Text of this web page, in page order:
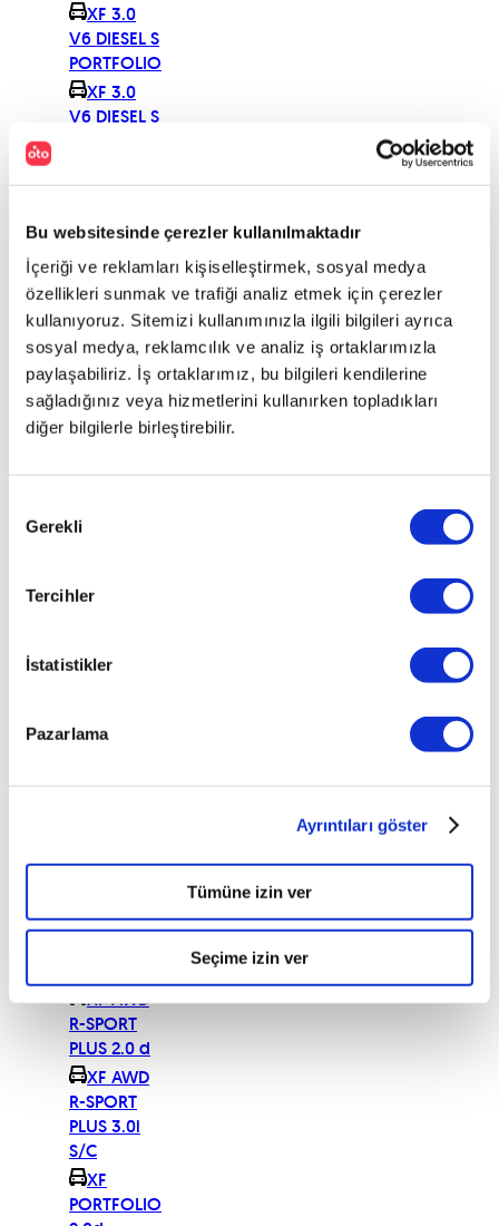
Bu websitesinde çerezler kullanılmaktadır
İçeriği ve reklamları kişiselleştirmek, sosyal medya
özellikleri sunmak ve trafiği analiz etmek için çerezler
kullanıyoruz. Sitemizi kullanımınızla ilgili bilgileri ayrıca
sosyal medya, reklamcılık ve analiz iş ortaklarımızla
paylaşabiliriz. İş ortaklarımız, bu bilgileri kendilerine
sağladığınız veya hizmetlerini kullanırken topladıkları
diğer bilgilerle birleştirebilir.
Seçimi
Gerekli
Tercihler
İstatistikler
Pazarlama
Ayrıntıları göster
Tümüne izin ver
Seçime izin ver
XF 3.0
V6 DIESEL S
PORTFOLIO
XF 3.0
V6 DIESEL S
XF 3.0
V6
PREMIUM
LUXURY
XF AWD
PORTFOLIO
PLUS 2.0 d
XF AWD
PLUS 2.0d
XF AWD
PLUS 2.0 d
PLUS 2.0d
XF AWD
PURE PLUS
XF AWD
XF AWD
R-SPORT
PLUS 2.0 d
XF AWD
R-SPORT
PLUS 3.0i
S/C
XF
PORTFOLIO